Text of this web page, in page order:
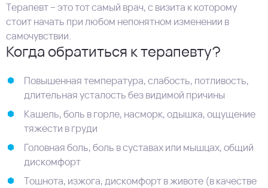
Терапевт – это тот самый врач, с визита к которому
стоит начать при любом непонятном изменении в
самочувствии.
Когда обратиться к терапевту?
Повышенная температура, слабость, потливость,
длительная усталость без видимой причины
Кашель, боль в горле, насморк, одышка, ощущение
тяжести в груди
Головная боль, боль в суставах или мышцах, общий
дискомфорт
Тошнота, изжога, дискомфорт в животе (в качестве